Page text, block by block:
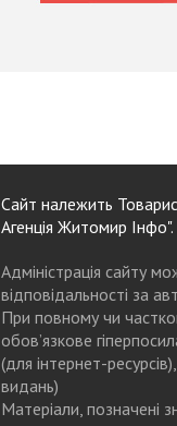
Сайт належить
Агенція Житомир
Адміністрація сайту
відповідальності за
При повному чи
обов’язкове
(для інтернет-
видань)
Матеріали, позначені